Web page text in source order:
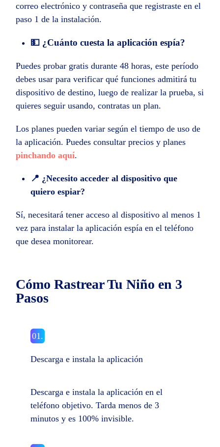
correo electrónico y contraseña que registraste en el
paso 1 de la instalación.
💵 ¿Cuánto cuesta la aplicación espía?
Puedes probar gratis durante 48 horas, este período
debes usar para verificar qué funciones admitirá tu
dispositivo de destino, luego de realizar la prueba, si
quieres seguir usando, contratas un plan.
Los planes pueden variar según el tiempo de uso de
la aplicación. Puedes consultar precios y planes
pinchando aquí.
📍 ¿Necesito acceder al dispositivo que
quiero espiar?
Sí, necesitará tener acceso al dispositivo al menos 1
vez para instalar la aplicación espía en el teléfono
que desea monitorear.
Cómo Rastrear Tu Niño en 3
Pasos
01.
Descarga e instala la aplicación
Descarga e instala la aplicación en el
teléfono objetivo. Tarda menos de 3
minutos y es 100% invisible.